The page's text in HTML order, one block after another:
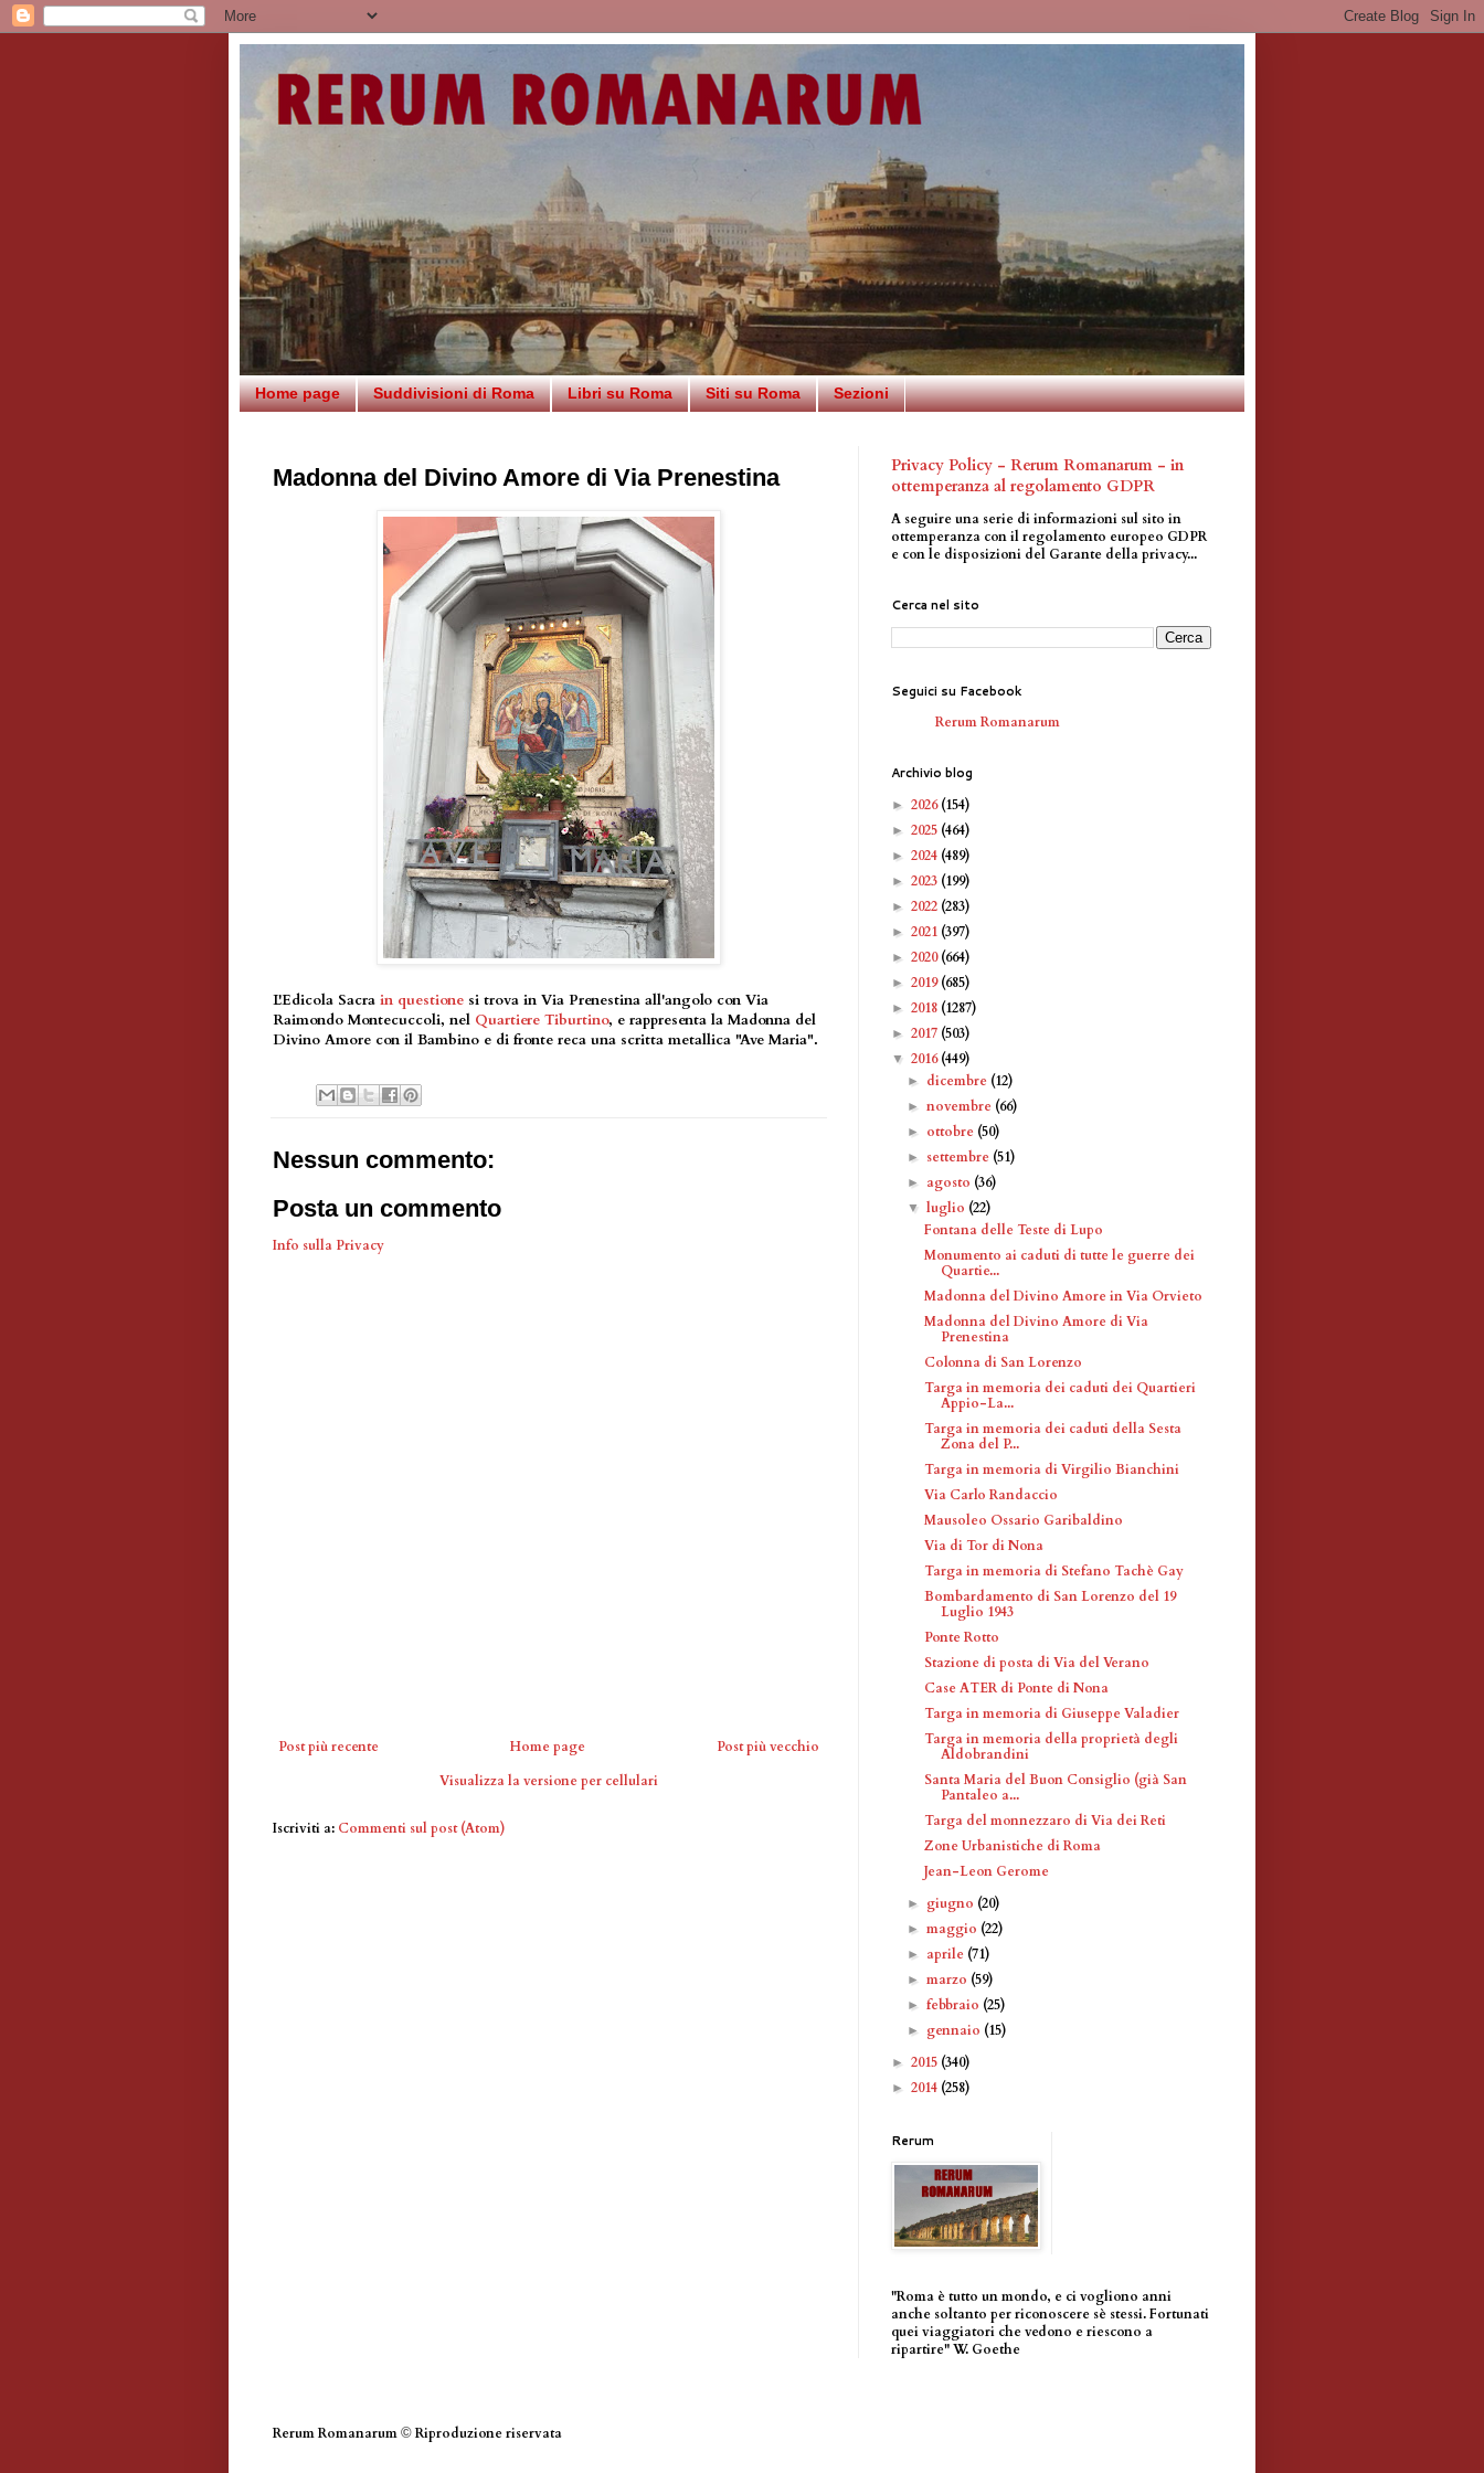
Home page Suddivisioni di Roma Libri su Roma Siti su Roma Sezioni
Madonna del Divino Amore di Via Prenestina
L'Edicola Sacra in questione si trova in Via Prenestina all'angolo con Via
Raimondo Montecuccoli, nel Quartiere Tiburtino, e rappresenta la Madonna del
Divino Amore con il Bambino e di fronte reca una scritta metallica "Ave Maria".
Nessun commento:
Posta un commento
Info sulla Privacy
Post più recente Post più vecchio
Home page
Visualizza la versione per cellulari
Iscriviti a: Commenti sul post (Atom)
Privacy Policy - Rerum Romanarum - in
ottemperanza al regolamento GDPR
A seguire una serie di informazioni sul sito in
ottemperanza con il regolamento europeo GDPR
e con le disposizioni del Garante della privacy...
Cerca nel sito
Seguici su Facebook
Rerum Romanarum
Archivio blog
► 2026(154)
► 2025 (464)
► 2024 (489)
► 2023 (199)
► 2022 (283)
► 2021 (397)
► 2020(664)
► 2019(685)
► 2018 (1287)
► 2017 (503)
▼ 2016(449)
► dicembre (12)
►novembre (66)
► ottobre (50)
► settembre (51)
► agosto (36)
▼luglio (22)
Fontana delle Teste di Lupo
Monumento ai caduti di tutte le guerre dei
Quartie...
Madonna del Divino Amore in Via Orvieto
Madonna del Divino Amore di Via
Prenestina
Colonna di San Lorenzo
Targa in memoria dei caduti dei Quartieri
Appio-La...
Targa in memoria dei caduti della Sesta
Zona del P...
Targa in memoria di Virgilio Bianchini
Via Carlo Randaccio
Mausoleo Ossario Garibaldino
Via di Tor di Nona
Targa in memoria di Stefano Tachè Gay
Bombardamento di San Lorenzo del 19
Luglio 1943
Ponte Rotto
Stazione di posta di Via del Verano
Case ATER di Ponte di Nona
Targa in memoria di Giuseppe Valadier
Targa in memoria della proprietà degli
Aldobrandini
Santa Maria del Buon Consiglio (già San
Pantaleo a...
Targa del monnezzaro di Via dei Reti
Zone Urbanistiche di Roma
Jean-Leon Gerome
► giugno (20)
►maggio (22)
► aprile (71)
►marzo (59)
►febbraio (25)
► gennaio (15)
► 2015 (340)
► 2014 (258)
Rerum
"Roma è tutto un mondo, e ci vogliono anni
anche soltanto per riconoscere sè stessi. Fortunati
quei viaggiatori che vedono e riescono a
ripartire" W. Goethe
Rerum Romanarum © Riproduzione riservata